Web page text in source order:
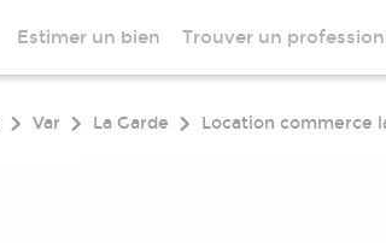
Estimer un bien Trouver un
Var La Garde Location commerce